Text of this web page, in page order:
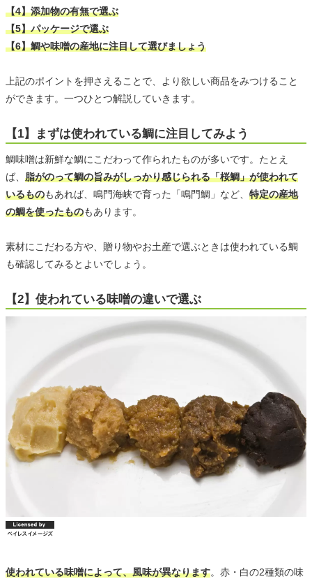
【4】添加物の有無で選ぶ
【5】パッケージで選ぶ
【6】鯛や味噌の産地に注目して選びましょう
上記のポイントを押さえることで、より欲しい商品をみつけること
ができます。一つひとつ解説していきます。
【1】まずは使われている鯛に注目してみよう
鯛味噌は新鮮な鯛にこだわって作られたものが多いです。たとえ
ば、 脂がのって鯛の旨みがしっかり感じられる「桜鯛」が使われて
いるものもあれば、鳴門海峡で育った「鳴門鯛」など、 特定の産地
の鯛を使ったものもあります。
素材にこだわる方や、贈り物やお土産で選ぶときは使われている鯛
も確認してみるとよいでしょう。
【2】使われている味噌の違いで選ぶ
使われている味噌によって、風味が異なります。赤・白の2種類の味